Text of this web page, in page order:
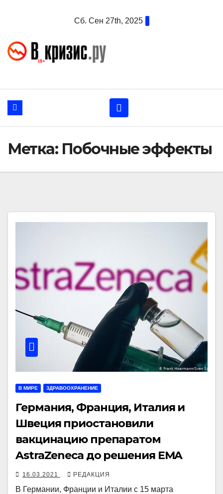
Сб. Сен 27th, 2025
Метка: Побочные эффекты
В МИРЕ ЗДРАВООХРАНЕНИЕ
Германия, Франция, Италия и
Швеция приостановили
вакцинацию препаратом
AstraZeneca до решения EMA
16.03.2021 РЕДАКЦИЯ
В Германии, Франции и Италии с 15 марта